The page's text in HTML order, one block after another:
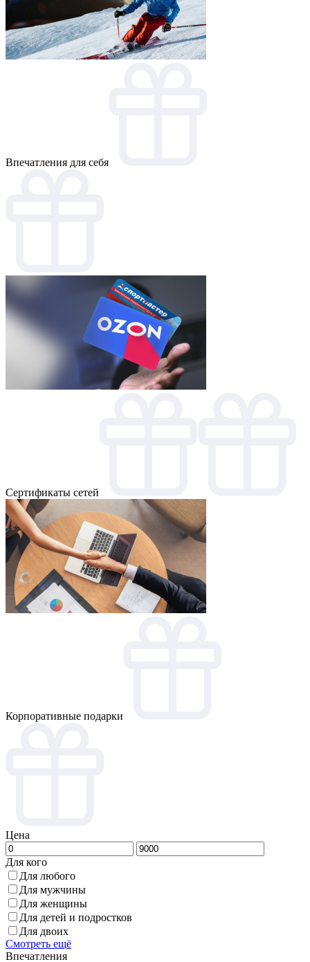
Впечатления для себя
Cертификаты сетей
Корпоративные подарки
Цена
Для кого
Для любого
Для мужчины
Для женщины
Для детей и подростков
Для двоих
Смотреть ещё
Впечатления